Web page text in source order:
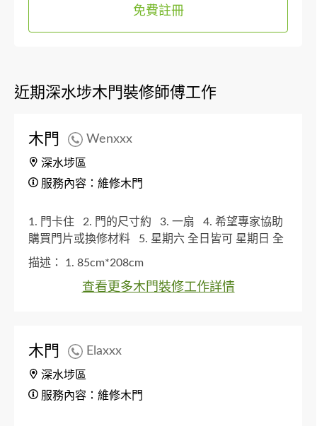
免費註冊
近期深水埗木門裝修師傅工作
木門 Wenxxx
深水埗區
服務內容：維修木門
1. 門卡住 2. 門的尺寸約 3. 一扇
4. 希望專家協助
購買門片或換修材料
5. 星期六 全日皆可 星期日 全
日皆可
描述： 1. 85cm*208cm
查看更多木門裝修工作詳情
木門 Elaxxx
深水埗區
服務內容：維修木門